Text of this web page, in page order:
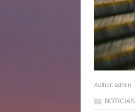
Author: admin
NOTICIAS